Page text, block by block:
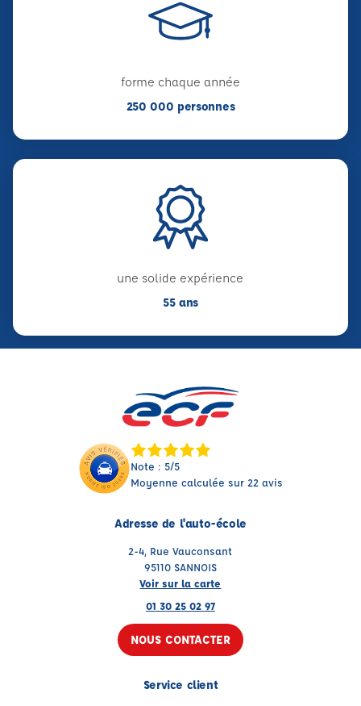
forme chaque année
250 000 personnes
une solide expérience
55 ans
Note : 5/5
Moyenne calculée sur 22 avis
Adresse de l'auto-école
2-4, Rue Vauconsant
95110 SANNOIS
Voir sur la carte
01 30 25 02 97
NOUS CONTACTER
Service client